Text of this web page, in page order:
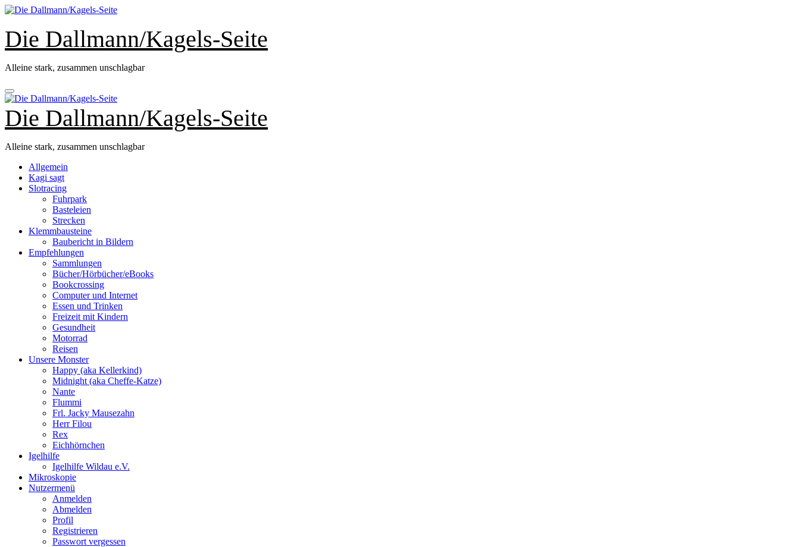
Zum
springen
Die Dallmann/Kagels-Seite
Alleine stark, zusammen unschlagbar
Die Dallmann/Kagels-Seite
Alleine stark, zusammen unschlagbar
Allgemein
Kagi sagt
Slotracing
Fuhrpark
Basteleien
Strecken
Klemmbausteine
Baubericht in Bildern
Empfehlungen
Sammlungen
Bücher/Hörbücher/eBooks
Bookcrossing
Computer und Internet
Essen und Trinken
Freizeit mit Kindern
Gesundheit
Motorrad
Reisen
Unsere Monster
Happy (aka Kellerkind)
Midnight (aka Cheffe-Katze)
Nante
Flummi
Frl. Jacky Mausezahn
Herr Filou
Rex
Eichhörnchen
Igelhilfe
Igelhilfe Wildau e.V.
Mikroskopie
Nutzermenü
Anmelden
Abmelden
Profil
Registrieren
Passwort vergessen